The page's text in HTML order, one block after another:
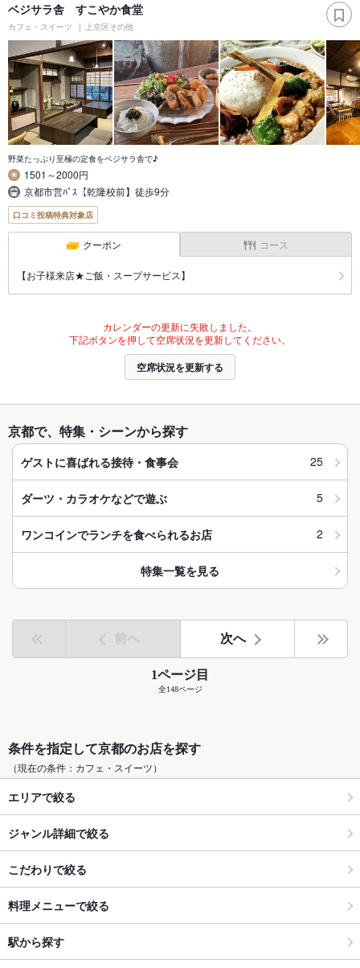
ベジサラ舎 すこやか食堂
カフェ・スイーツ 上京区その他
野菜たっぷり至極の定食をベジサラ舎で♪
1501～2000円
京都市営ﾊﾞｽ【乾隆校前】徒歩9分
口コミ投稿特典対象店
クーポン コース
【お子様来店★ご飯・スープサービス】
カレンダーの更新に失敗しました。
下記ボタンを押して空席状況を更新してください。
空席状況を更新する
京都で、特集・シーンから探す
ゲストに喜ばれる接待・食事会 25
ダーツ・カラオケなどで遊ぶ 5
ワンコインでランチを食べられるお店 2
特集一覧を見る
前へ 次へ
1ページ目
全148ページ
条件を指定して京都のお店を探す
（現在の条件：カフェ・スイーツ）
エリアで絞る
ジャンル詳細で絞る
こだわりで絞る
料理メニューで絞る
駅から探す